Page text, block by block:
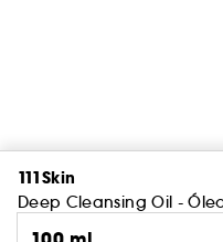
111Skin
Deep Cleansing Oil -